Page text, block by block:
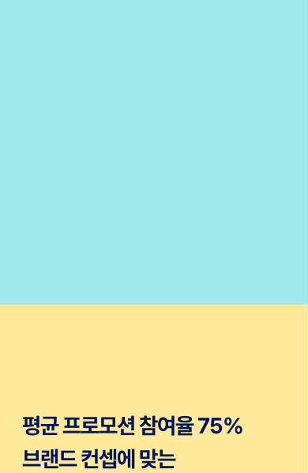
평균 프로모션 참여율 75%
브랜드 컨셉에 맞는